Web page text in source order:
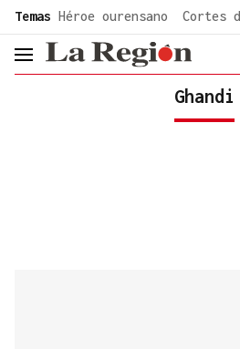
common.go-to-content
Temas Héroe ourensano Cortes
header.menu.open
Ghandi